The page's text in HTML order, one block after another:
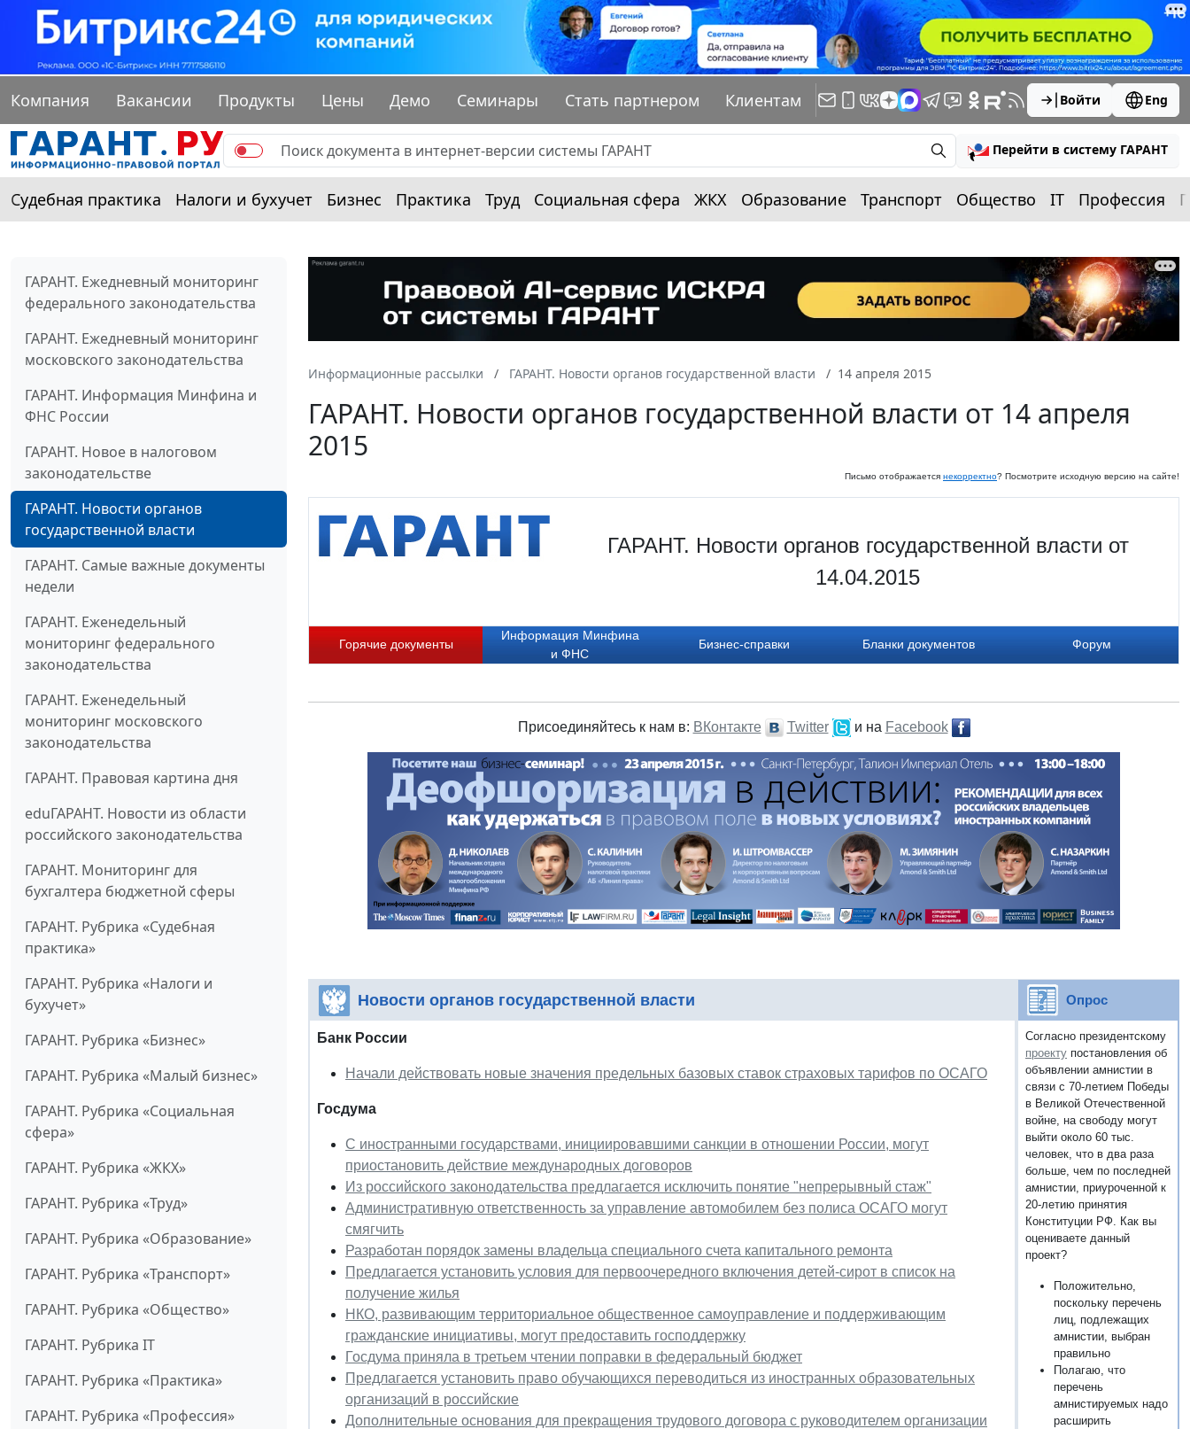
Компания Вакансии Продукты Цены Демо Семинары Стать партнером Клиентам Войти Eng
Перейти в систему ГАРАНТ
Судебная практика Налоги и бухучет Бизнес Практика Труд Социальная сфера ЖКХ Образование Транспорт Общество IT Профессия
ГАРАНТ. Ежедневный мониторинг
федерального законодательства
ГАРАНТ. Ежедневный мониторинг
московского законодательства
ГАРАНТ. Информация Минфина и
ФНС России
ГАРАНТ. Новое в налоговом
законодательстве
ГАРАНТ. Новости органов
государственной власти
ГАРАНТ. Самые важные документы
недели
ГАРАНТ. Еженедельный
мониторинг федерального
законодательства
ГАРАНТ. Еженедельный
мониторинг московского
законодательства
ГАРАНТ. Правовая картина дня
eduГАРАНТ. Новости из области
российского законодательства
ГАРАНТ. Мониторинг для
бухгалтера бюджетной сферы
ГАРАНТ. Рубрика «Судебная
практика»
ГАРАНТ. Рубрика «Налоги и
бухучет»
ГАРАНТ. Рубрика «Бизнес»
ГАРАНТ. Рубрика «Малый бизнес»
ГАРАНТ. Рубрика «Социальная
сфера»
ГАРАНТ. Рубрика «ЖКХ»
ГАРАНТ. Рубрика «Труд»
ГАРАНТ. Рубрика «Образование»
ГАРАНТ. Рубрика «Транспорт»
ГАРАНТ. Рубрика «Общество»
ГАРАНТ. Рубрика IT
ГАРАНТ. Рубрика «Практика»
ГАРАНТ. Рубрика «Профессия»
Информационные рассылки ГАРАНТ. Новости органов государственной власти 14 апреля 2015
ГАРАНТ. Новости органов государственной власти от 14 апреля
2015
Письмо отображается некорректно? Посмотрите исходную версию на сайте!
ГАРАНТ. Новости органов государственной власти от
14.04.2015
Горячие документы
Информация Минфина
и ФНС
Бизнес-справки Бланки документов Форум
Присоединяйтесь к нам в: ВКонтакте Twitter и на Facebook
Новости органов государственной власти
Банк России
Начали действовать новые значения предельных базовых ставок страховых тарифов по ОСАГО
Госдума
С иностранными государствами, инициировавшими санкции в отношении России, могут
приостановить действие международных договоров
Из российского законодательства предлагается исключить понятие "непрерывный стаж"
Административную ответственность за управление автомобилем без полиса ОСАГО могут
смягчить
Разработан порядок замены владельца специального счета капитального ремонта
Предлагается установить условия для первоочередного включения детей-сирот в список на
получение жилья
НКО, развивающим территориальное общественное самоуправление и поддерживающим
гражданские инициативы, могут предоставить господдержку
Госдума приняла в третьем чтении поправки в федеральный бюджет
Предлагается установить право обучающихся переводиться из иностранных образовательных
организаций в российские
Дополнительные основания для прекращения трудового договора с руководителем организации
Опрос
Согласно президентскому
проекту постановления об
объявлении амнистии в
связи с 70-летием Победы
в Великой Отечественной
войне, на свободу могут
выйти около 60 тыс.
человек, что в два раза
больше, чем по последней
амнистии, приуроченной к
20-летию принятия
Конституции РФ. Как вы
оцениваете данный
проект?
Положительно,
поскольку перечень
лиц, подлежащих
амнистии, выбран
правильно
Полагаю, что
перечень
амнистируемых надо
расширить